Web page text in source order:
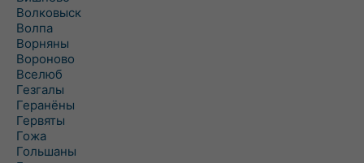
Волковыск
Волпа
Ворняны
Вороново
Вселюб
Гезгалы
Геранёны
Гервяты
Гожа
Гольшаны